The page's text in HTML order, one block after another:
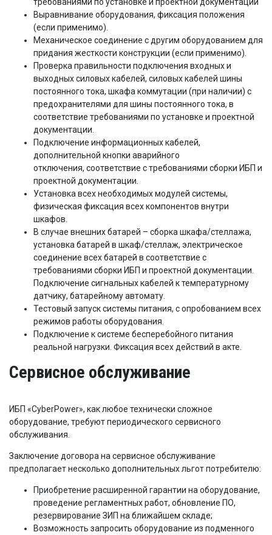
требованиями по установке и проектной документации
Выравнивание оборудования, фиксация положения
(если применимо).
Механическое соединение с другим оборудованием для
придания жесткости конструкции (если применимо).
Проверка правильности подключения входных и
выходных силовых кабелей, силовых кабелей шины
постоянного тока, шкафа коммутации (при наличии) с
предохранителями для шины постоянного тока, в
соответствие требованиями по установке и проектной
документации.
Подключение информационных кабелей,
дополнительной кнопки аварийного
отключения, соответствие с требованиями сборки ИБП и
проектной документации.
Установка всех необходимых модулей системы,
физическая фиксация всех компонентов внутри
шкафов.
В случае внешних батарей – сборка шкафа/стеллажа,
установка батарей в шкаф/стеллаж, электрическое
соединение всех батарей в соответствие с
требованиями сборки ИБП и проектной документации.
Подключение сигнальных кабелей к температурному
датчику, батарейному автомату.
Тестовый запуск системы питания, с опробованием всех
режимов работы оборудования.
Подключение к системе бесперебойного питания
реальной нагрузки. Фиксация всех действий в акте.
Сервисное обслуживание
ИБП «CyberPower», как любое технически сложное
оборудование, требуют периодического сервисного
обслуживания.
Заключение договора на сервисное обслуживание
предполагает несколько дополнительных льгот потребителю:
Приобретение расширенной гарантии на оборудование,
проведение регламентных работ, обновление ПО,
резервирование ЗИП на ближайшем складе;
Возможность запросить оборудование из подменного